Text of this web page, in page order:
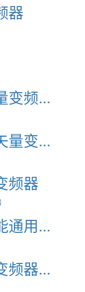
器
变频...
量变...
频器
通用...
频器...